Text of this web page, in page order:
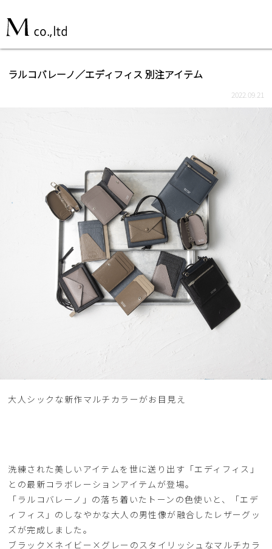
ラルコバレーノ／エディフィス 別注アイテム
2022.09.21
大人シックな新作マルチカラーがお目見え
洗練された美しいアイテムを世に送り出す「エディフィス」
との最新コラボレーションアイテムが登場。
「ラルコバレーノ」の落ち着いたトーンの色使いと、「エデ
ィフィス」のしなやかな大人の男性像が融合したレザーグッ
ズが完成しました。
ブラック×ネイビー×グレーのスタイリッシュなマルチカラ